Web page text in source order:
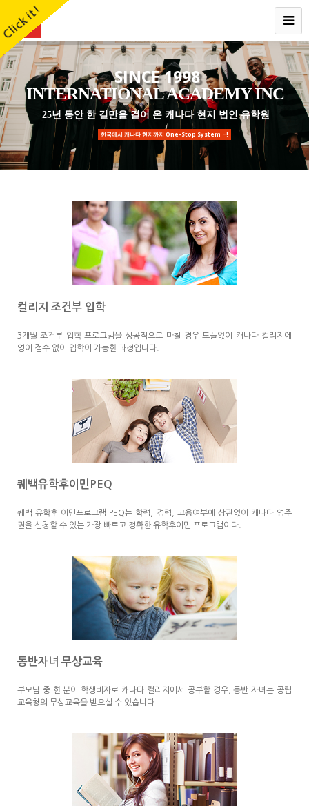
Click it!
INTERNATIONAL ACADEMY INC
한국에서 캐나다 현지까지 One-Stop System ~!
25년 동안 한 길만을 걸어 온 캐나다 현지 법인 유학원
SINCE 1998
컬리지 조건부 입학
3개월 조건부 입학 프로그램을 성공적으로 마칠 경우 토플없이 캐나다 컬리지에
영어 점수 없이 입학이 가능한 과정입니다.
퀘백유학후이민PEQ
퀘백 유학후 이민프로그램 PEQ는 학력, 경력, 고용여부에 상관없이 캐나다 영주
권을 신청할 수 있는 가장 빠르고 정확한 유학후이민 프로그램이다.
동반자녀 무상교육
부모님 중 한 분이 학생비자로 캐나다 컬리지에서 공부할 경우, 동반 자녀는 공립
교육청의 무상교육을 받으실 수 있습니다.